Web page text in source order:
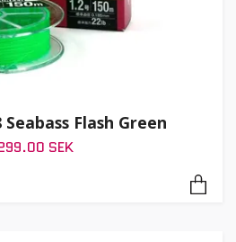
Seabass Flash Green
SEK